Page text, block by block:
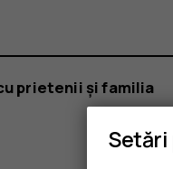
prietenii și familia
Setări